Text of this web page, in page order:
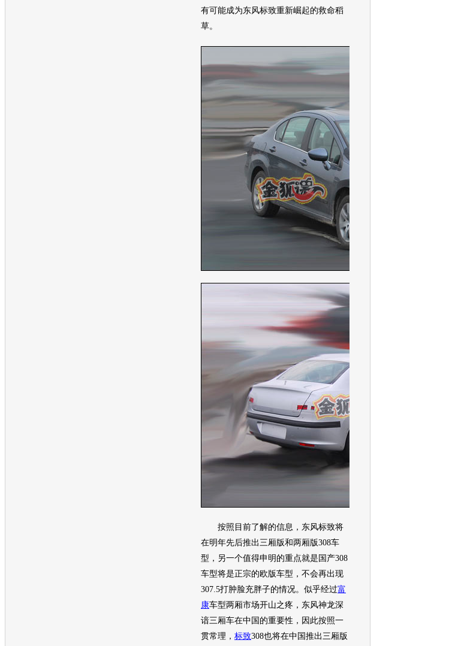
有可能成为东风标致重新崛起的救命稻
草。
按照目前了解的信息， 东风标致将
在明年先后推出三厢版和两厢版308车
型 ，另一个值得申明的重点就是国产308
车型将是正宗的欧版车型 ，不会再出现
307.5打肿脸充胖子的情况。似乎经过富
康车型两厢市场开山之疼，东风神龙深
谙三厢车在中国的重要性，因此按照一
贯常理， 标致308也将在中国推出三厢版